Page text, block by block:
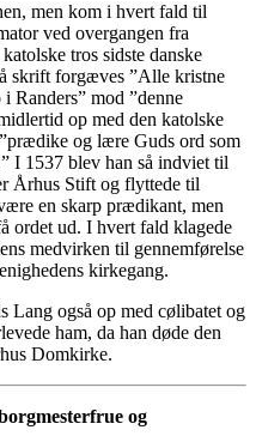
men kom i hvert fald til
ved overgangen fra
tros sidste danske
skrift forgæves ”Alle kristne
Randers” mod ”denne
op med den katolske
og lære Guds ord som
I 1537 blev han så indviet til
Århus Stift og flyttede til
en skarp prædikant, men
ordet ud. I hvert fald klagede
medvirken til gennemførelse
kirkegang.
Lang også op med cølibatet og
ham, da han døde den
Domkirke.
og